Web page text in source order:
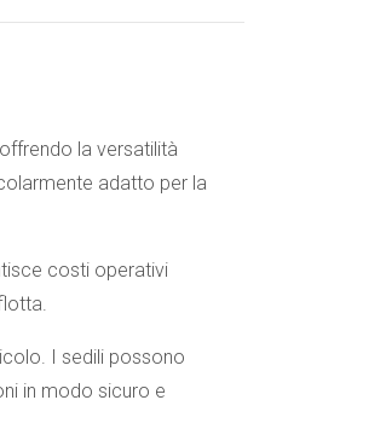
la versatilità
adatto per la
costi operativi
I sedili possono
in modo sicuro e